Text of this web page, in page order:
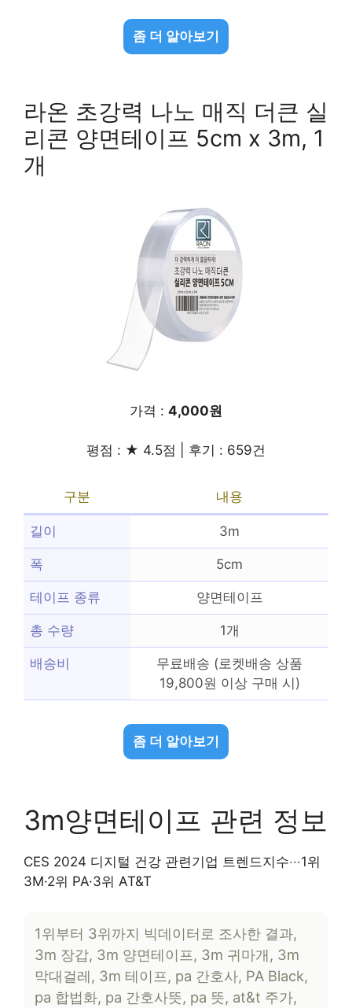
좀 더 알아보기
라온 초강력 나노 매직 더큰 실
리콘 양면테이프 5cm x 3m, 1
개
가격 : 4,000원
평점 : ★ 4.5점 | 후기 : 659건
구분 내용
길이 3m
폭 5cm
테이프 종류 양면테이프
총 수량 1개
배송비
무료배송 (로켓배송 상품
19,800원 이상 구매 시)
좀 더 알아보기
3m양면테이프 관련 정보
CES 2024 디지털 건강 관련기업 트렌드지수‧‧‧1위
3M·2위 PA·3위 AT&T
1위부터 3위까지 빅데이터로 조사한 결과,
3m 장갑, 3m 양면테이프, 3m 귀마개, 3m
막대걸레, 3m 테이프, pa 간호사, PA Black,
pa 합법화, pa 간호사뜻, pa 뜻, at&t 주가,